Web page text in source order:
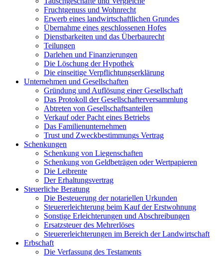
Fruchtgenuss und Wohnrecht
Erwerb eines landwirtschaftlichen Grundes
Übernahme eines geschlossenen Hofes
Dienstbarkeiten und das Überbaurecht
Teilungen
Darlehen und Finanzierungen
Die Löschung der Hypothek
Die einseitige Verpflichtungserklärung
Unternehmen und Gesellschaften
Gründung und Auflösung einer Gesellschaft
Das Protokoll der Gesellschafterversammlung
Abtreten von Gesellschaftsanteilen
Verkauf oder Pacht eines Betriebs
Das Familienunternehmen
Trust und Zweckbestimmungs Vertrag
Schenkungen
Schenkung von Liegenschaften
Schenkung von Geldbeträgen oder Wertpapieren
Die Leibrente
Der Erhaltungsvertrag
Steuerliche Beratung
Die Besteuerung der notariellen Urkunden
Steuererleichterung beim Kauf der Erstwohnung
Sonstige Erleichterungen und Abschreibungen
Ersatzsteuer des Mehrerlöses
Steuererleichterungen im Bereich der Landwirtschaft
Erbschaft
Die Verfassung des Testaments